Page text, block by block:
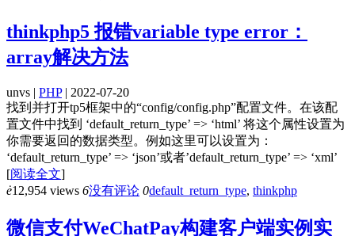
thinkphp5 报错variable type error：
array解决方法
unvs | PHP| 2022-07-20
找到并打开tp5框架中的“config/config.php”配置文件。在该配
置文件中找到 ‘default_return_type’ => ‘html’ 将这个属性设置为
你需要返回的数据类型。例如这里可以设置为：
‘default_return_type’ => ‘json’或者’default_return_type’ => ‘xml’
[阅读全文]
ė12,954 views 6没有评论 0default_return_type, thinkphp
微信支付WeChatPay构建客户端实例实